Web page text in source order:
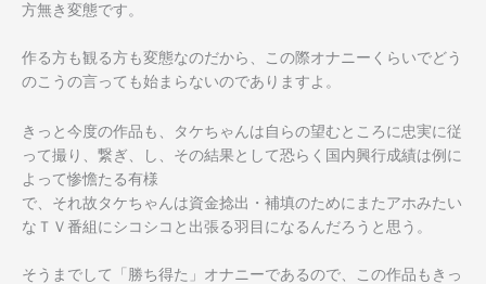
方無き変態です。
作る方も観る方も変態なのだから、この際オナニーくらいでどう
のこうの言っても始まらないのでありますよ。
きっと今度の作品も、タケちゃんは自らの望むところに忠実に従
って撮り、繋ぎ、し、その結果として恐らく国内興行成績は例に
よって惨憺たる有様
で、それ故タケちゃんは資金捻出・補填のためにまたアホみたい
なＴＶ番組にシコシコと出張る羽目になるんだろうと思う。
そうまでして「勝ち得た」オナニーであるので、この作品もきっ